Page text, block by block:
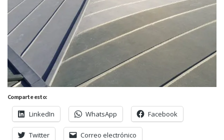
Comparte esto:
LinkedIn WhatsApp Facebook
Twitter Correo electrónico